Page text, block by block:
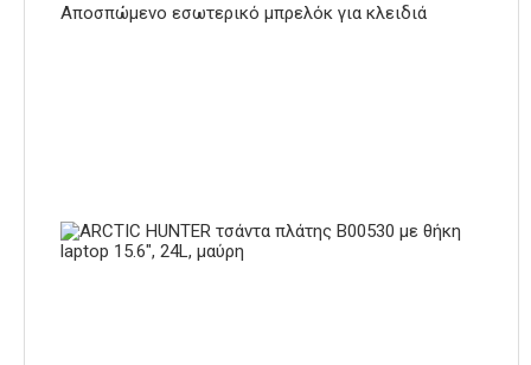
Αποσπώμενο εσωτερικό μπρελόκ για κλειδιά